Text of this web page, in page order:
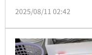
「跟ㄆㄨㄣ（廚餘）
他一樣踩雷。對此，
費，反控對方因此口
2025/08/11 02:42